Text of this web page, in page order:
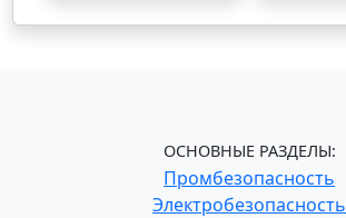
ОСНОВНЫЕ РАЗДЕЛЫ:
Промбезопасность
Электробезопасность